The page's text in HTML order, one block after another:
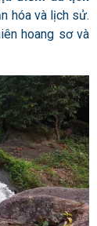
hóa và lịch sử.
hoang sơ và